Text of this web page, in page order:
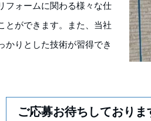
フォームに関わる様々な仕
とができます。また、当社
かりとした技術が習得でき
ご応募お待ちしておりま